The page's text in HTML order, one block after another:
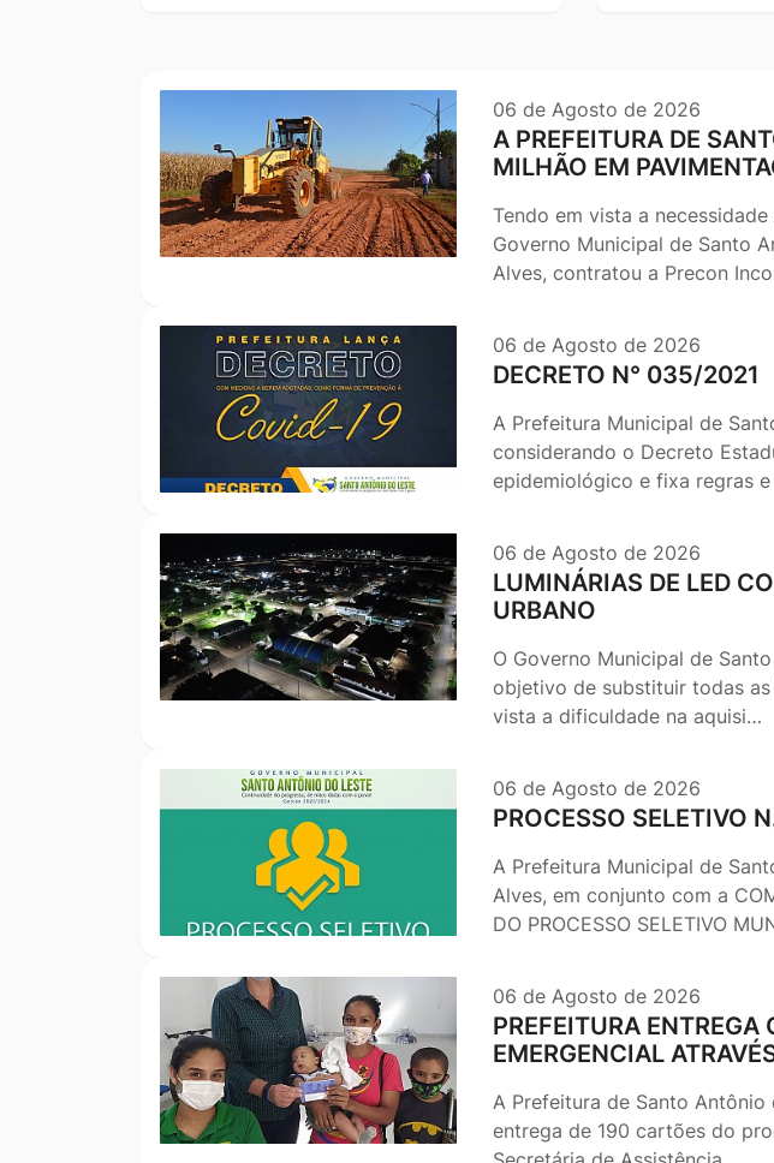
[alt+4]
06 de Agosto de 2026
A PREFEITURA DE
MILHÃO EM
Tendo em vista a
Governo Municipal de Santo
Alves, contratou a Precon
06 de Agosto de 2026
DECRETO N° 035/2021
A Prefeitura Municipal de
considerando o Decreto
epidemiológico e fixa regras
06 de Agosto de 2026
LUMINÁRIAS DE LED
URBANO
O Governo Municipal de
objetivo de substituir todas
vista a dificuldade na aquisi…
06 de Agosto de 2026
PROCESSO SELETIVO
A Prefeitura Municipal de
Alves, em conjunto com a
DO PROCESSO SELETIVO
06 de Agosto de 2026
PREFEITURA
EMERGENCIAL
A Prefeitura de Santo
entrega de 190 cartões do